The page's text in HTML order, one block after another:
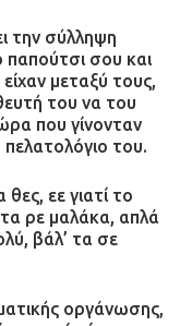
την σύλληψη
σου και
μεταξύ τους,
του να του
που γίνονταν
του.
εε γιατί το
ρε μαλάκα, απλά
βάλ’ τα σε
οργάνωσης,